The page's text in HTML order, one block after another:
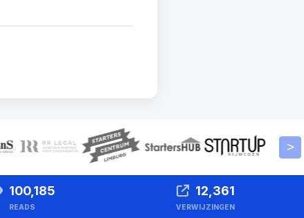
>
100,185
READS
12,361
VERWIJZINGEN